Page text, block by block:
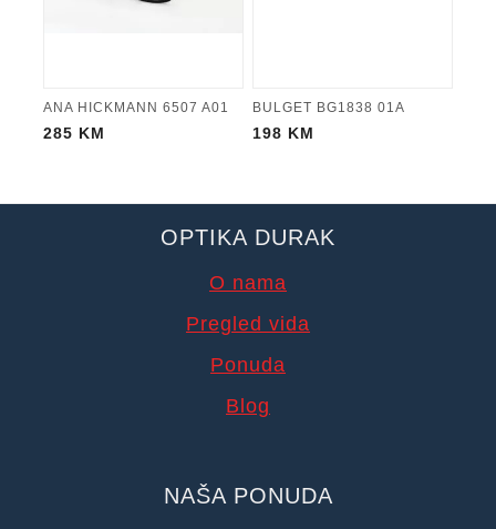
ANA HICKMANN 6507 A01
285 KM
BULGET BG1838 01A
198 KM
OPTIKA DURAK
O nama
Pregled vida
Ponuda
Blog
NAŠA PONUDA